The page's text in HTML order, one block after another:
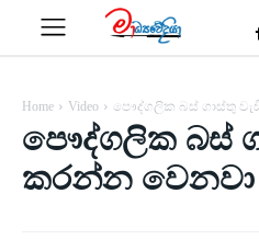
Home Video පෞද්ගලික බස් ගාස්තු
පෞද්ගලික බස්
කරන්න වෙනවා